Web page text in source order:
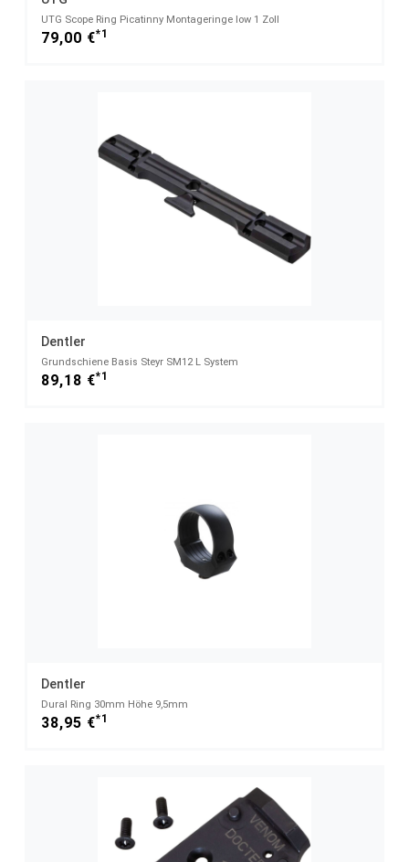
UTG Scope Ring Picatinny Montageringe low 1 Zoll
79,00 €*1
Dentler
Grundschiene Basis Steyr SM12 L System
89,18 €*1
Dentler
Dural Ring 30mm Höhe 9,5mm
38,95 €*1